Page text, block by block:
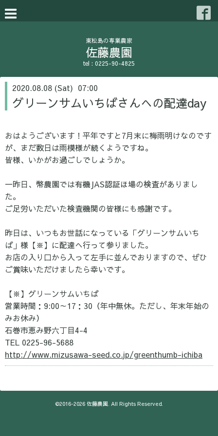
東松島の専業農家
佐藤農園
tel : 0225-90-4825
2020.08.08 (Sat) 07:00
グリーンサムいちばさんへの配達day
おはようございます！平年ですと7月末に梅雨明けなのです
が、まだ数日は雨模様が続くようですね。
皆様、いかがお過ごしでしょうか。
一昨日、幣農園では有機JAS認証ほ場の検査がありまし
た。
ご足労いただいた検査機関の皆様にも感謝です。
昨日は、いつもお世話になっている 「グリーンサムいち
ば」様【※】に配達へ行って参りました。
お店の入り口から入って左手に並んでおりますので、ぜひ
ご賞味いただけましたら幸いです。
【※】グリーンサムいちば
営業時間：9:00～17：30（年中無休。ただし、年末年始の
みお休み）
石巻市恵み野六丁目4-4
TEL 0225-96-5688
http://www.mizusawa-seed.co.jp/greenthumb-ichiba
©2016-2026 佐藤農園. All Rights Reserved.